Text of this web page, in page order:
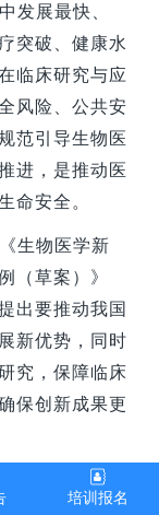
发展最快、
突破、健康水
临床研究与应
风险、公共安
范引导生物医
进，是推动医
命安全。
生物医学新
（草案）》
出要推动我国
新优势，同时
究，保障临床
保创新成果更
海市卫生和
培训报名